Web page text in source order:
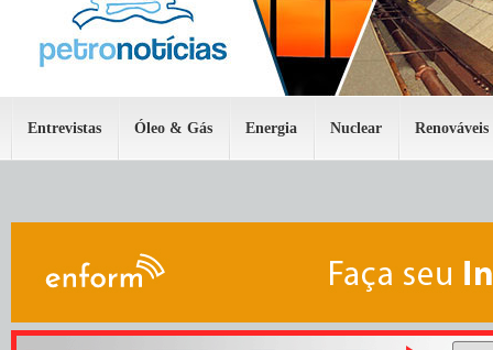
Entrevistas Óleo & Gás Energia Nuclear Renováveis